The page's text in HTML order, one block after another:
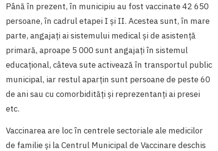
Până în prezent, în municipiu au fost vaccinate 42 650
persoane, în cadrul etapei I și II. Acestea sunt, în mare
parte, angajați ai sistemului medical și de asistență
primară, aproape 5 000 sunt angajați în sistemul
educațional, câteva sute activează în transportul public
municipal, iar restul aparțin sunt persoane de peste 60
de ani sau cu comorbidități și reprezentanți ai presei
etc.
Vaccinarea are loc în centrele sectoriale ale medicilor
de familie și la Centrul Municipal de Vaccinare deschis